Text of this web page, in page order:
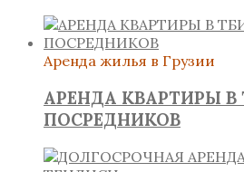
Аренда жилья в Грузии
АРЕНДА КВАРТИРЫ В
ПОСРЕДНИКОВ